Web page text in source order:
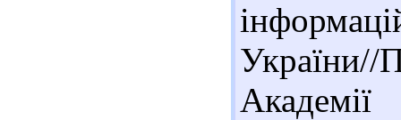
України//